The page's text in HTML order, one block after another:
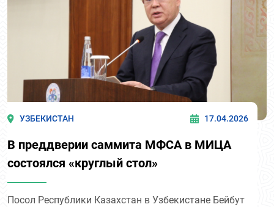
УЗБЕКИСТАН 17.04.2026
В преддверии саммита МФСА в МИЦА
состоялся «круглый стол»
Посол Республики Казахстан в Узбекистане Бейбут